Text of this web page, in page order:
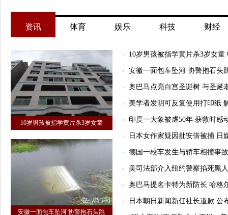
资讯 体育 娱乐 科技 财经
10岁男孩被指学黄片杀3岁女童
安徽一面包车坠河 协警抱石头跳
10岁男孩被指学黄片杀3岁女童
安徽一面包车坠河 协警抱石头
奥巴马点亮白宫圣诞树 与圣诞
美学者发明可反复使用打印纸
印度一大象被虐50年 获救时感
日本女作家疑因批安倍被捕 日
德国一校车发生与轿车相撞事
美司法部介入纽约警察掐死黑
奥巴马提名卡特为新防长 哈格
日本朝日新闻新任社长道歉 公